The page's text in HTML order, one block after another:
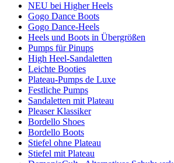
NEU bei Higher Heels
Gogo Dance Boots
Gogo Dance-Heels
Heels und Boots in Übergrößen
Pumps für Pinups
High Heel-Sandaletten
Leichte Booties
Plateau-Pumps de Luxe
Festliche Pumps
Sandaletten mit Plateau
Pleaser Klassiker
Bordello Shoes
Bordello Boots
Stiefel ohne Plateau
Stiefel mit Plateau